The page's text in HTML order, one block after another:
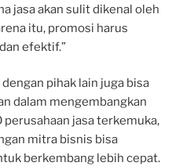
jasa akan sulit dikenal oleh
itu, promosi harus
efektif.”
pihak lain juga bisa
dalam mengembangkan
perusahaan jasa terkemuka,
mitra bisnis bisa
berkembang lebih cepat.